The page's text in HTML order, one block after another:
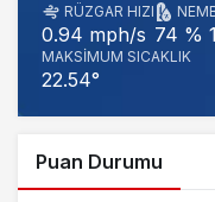
RÜZGAR HIZI
0.94 mph/s
NEM
74 %
MAKSIMUM SICAKLIK
22.54°
Puan Durumu